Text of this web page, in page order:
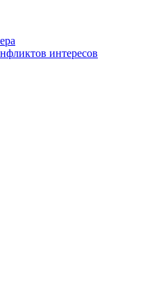
интересов